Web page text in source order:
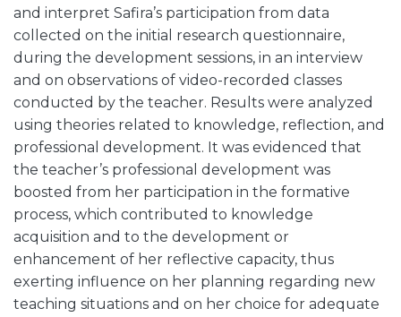
and interpret Safira’s participation from data
collected on the initial research questionnaire,
during the development sessions, in an interview
and on observations of video-recorded classes
conducted by the teacher. Results were analyzed
using theories related to knowledge, reflection, and
professional development. It was evidenced that
the teacher’s professional development was
boosted from her participation in the formative
process, which contributed to knowledge
acquisition and to the development or
enhancement of her reflective capacity, thus
exerting influence on her planning regarding new
teaching situations and on her choice for adequate